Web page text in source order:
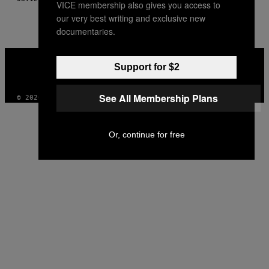
INSTAGRAM
TIKTOK
YOUTUBE
© 2026 VICE DIGITAL PUBLISHING, LLC
VICE membership also gives you access to
our very best writing and exclusive new
documentaries.
Support for $2
See All Membership Plans
Or, continue for free